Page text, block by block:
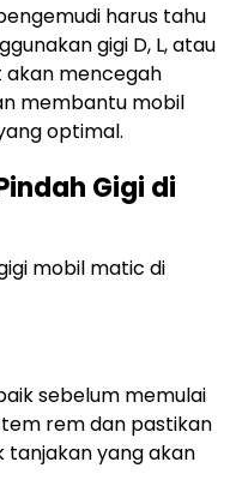
harus tahu
gigi D, L, atau
akan mencegah
membantu mobil
optimal.
Gigi di
mobil matic di
sebelum memulai
rem dan pastikan
yang akan